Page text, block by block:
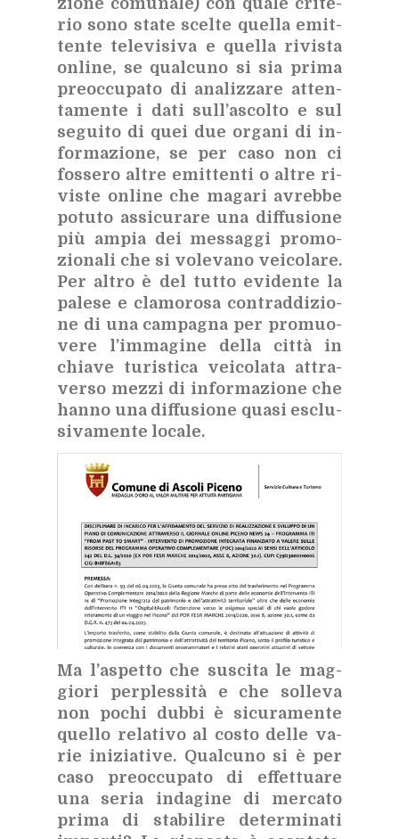
rio sono sta­te scel­te quel­la emit­
ten­te te­le­vi­si­va e quel­la ri­vi­sta
on­li­ne, se qual­cu­no si sia pri­ma
pre­oc­cu­pa­to di ana­liz­za­re at­ten­
ta­men­te i dati sul­l’a­scol­to e sul
se­gui­to di quei due or­ga­ni di in­
for­ma­zio­ne, se per caso non ci
fos­se­ro al­tre emit­ten­ti o al­tre ri­
vi­ste on­li­ne che ma­ga­ri avreb­be
po­tu­to as­si­cu­ra­re una dif­fu­sio­ne
più am­pia dei mes­sag­gi pro­mo­
zio­na­li che si vo­le­va­no vei­co­la­re.
Per al­tro è del tut­to evi­den­te la
pa­le­se e cla­mo­ro­sa con­trad­di­zio­
ne di una cam­pa­gna per pro­muo­
ve­re l’im­ma­gi­ne del­la cit­tà in
chia­ve tu­ri­sti­ca vei­co­la­ta at­tra­
ver­so mez­zi di in­for­ma­zio­ne che
han­no una dif­fu­sio­ne qua­si esclu­
si­va­men­te lo­ca­le.
Ma l’a­spet­to che su­sci­ta le mag­
gio­ri per­ples­si­tà e che sol­le­va
non po­chi dub­bi è si­cu­ra­men­te
quel­lo re­la­ti­vo al co­sto del­le va­
rie ini­zia­ti­ve. Qual­cu­no si è per
caso pre­oc­cu­pa­to di ef­fet­tua­re
una se­ria in­da­gi­ne di mer­ca­to
pri­ma di sta­bi­li­re de­ter­mi­na­ti